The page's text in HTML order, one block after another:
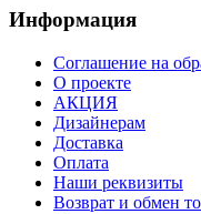
Информация
Соглашение на
О проекте
АКЦИЯ
Дизайнерам
Доставка
Оплата
Наши реквизиты
Возврат и обмен